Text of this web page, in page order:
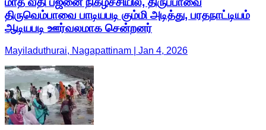
திருவெம்பாவை பாடியபடி கும்மி அடித்து, பரதநாட்டியம்
ஆடியபடி ஊர்வலமாக சென்றனர்
Mayiladuthurai, Nagapattinam | Jan 4, 2026